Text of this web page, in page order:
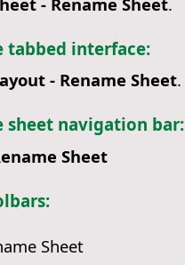
tabbed interface:
- Rename Sheet.
sheet navigation bar:
Sheet
Sheet